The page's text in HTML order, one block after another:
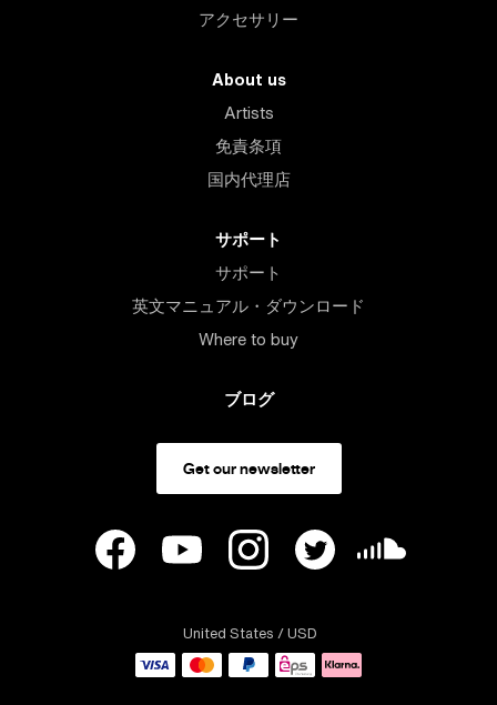
アクセサリー
About us
Artists
免責条項
国内代理店
サポート
サポート
英文マニュアル・ダウンロード
Where to buy
ブログ
Get our newsletter
United States / USD